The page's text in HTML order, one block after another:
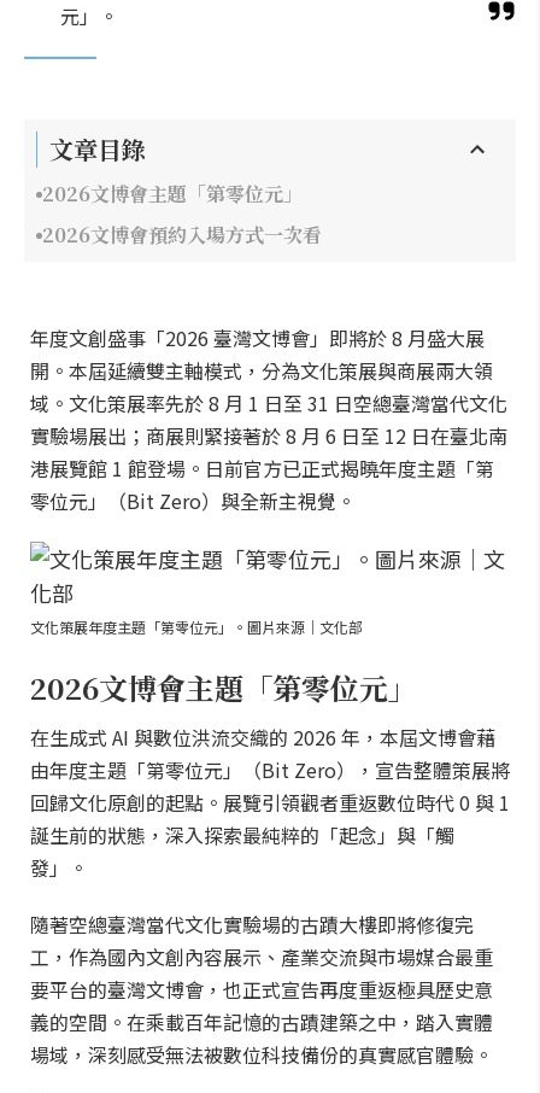
元」。
文章目錄
2026文博會主題「第零位元」
2026文博會預約入場方式一次看
年度文創盛事「2026 臺灣文博會」即將於 8 月盛大展
開。本屆延續雙主軸模式，分為文化策展與商展兩大領
域。文化策展率先於 8 月 1 日至 31 日空總臺灣當代文化
實驗場展出；商展則緊接著於 8 月 6 日至 12 日在臺北南
港展覽館 1 館登場。日前官方已正式揭曉年度主題「第
零位元」（Bit Zero）與全新主視覺。
文化策展年度主題「第零位元」。圖片來源｜文化部
2026文博會主題「第零位元」
在生成式 AI 與數位洪流交織的 2026 年，本屆文博會藉
由年度主題「第零位元」（Bit Zero），宣告整體策展將
回歸文化原創的起點。展覽引領觀者重返數位時代 0 與 1
誕生前的狀態，深入探索最純粹的「起念」與「觸
發」。
隨著空總臺灣當代文化實驗場的古蹟大樓即將修復完
工，作為國內文創內容展示、產業交流與市場媒合最重
要平台的臺灣文博會，也正式宣告再度重返極具歷史意
義的空間。在乘載百年記憶的古蹟建築之中，踏入實體
場域，深刻感受無法被數位科技備份的真實感官體驗。